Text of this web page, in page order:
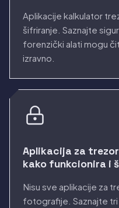
Aplikacije kalkulator
šifriranje. Saznajte
forenzički alati mogu
izravno.
Aplikacija za
kako funkcionira i
Nisu sve aplikacije za
fotografije. Saznajte